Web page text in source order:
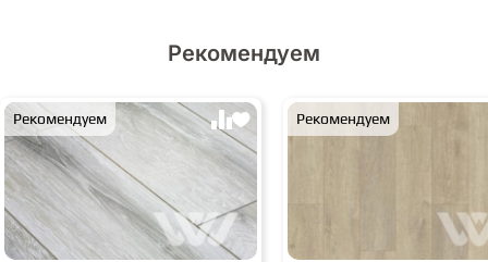
Рекомендуем
Рекомендуем Рекомендуем